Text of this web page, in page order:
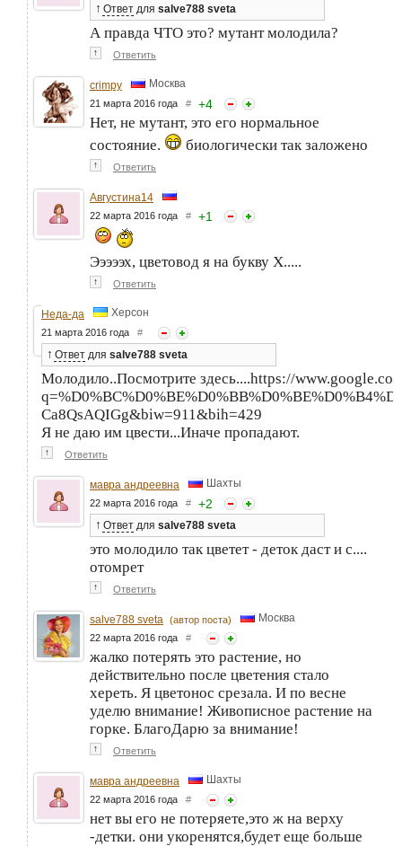
↑ Ответ для salve788 sveta
А правда ЧТО это? мутант молодила?
↑ Ответить
crimpy Москва
21 марта 2016 года # +4
Нет, не мутант, это его нормальное
состояние.
биологически так заложено
↑ Ответить
Августина14
22 марта 2016 года # +1
Эээээх, цветовод я на букву Х.....
↑ Ответить
Неда-да Херсон
21 марта 2016 года #
↑ Ответ для salve788 sveta
Молодило..Посмотрите здесь....https://
Ca8QsAQIGg&biw=911&bih=429
Я не даю им цвести...Иначе пропадают.
↑ Ответить
мавра андреевна Шахты
22 марта 2016 года # +2
↑ Ответ для salve788 sveta
это молодило так цветет - деток даст и с....
отомрет
↑ Ответить
salve788 sveta (автор поста) Москва
22 марта 2016 года #
жалко потерять это растение, но
действительно после цветения стало
хереть. Я цветонос срезала. И по весне
уделю внимание! Живописное растение на
горке. БлагоДарю за внимание!
↑ Ответить
мавра андреевна Шахты
22 марта 2016 года #
нет вы его не потеряете,это ж на верху
-детки. они укоренятся,будет еще больше